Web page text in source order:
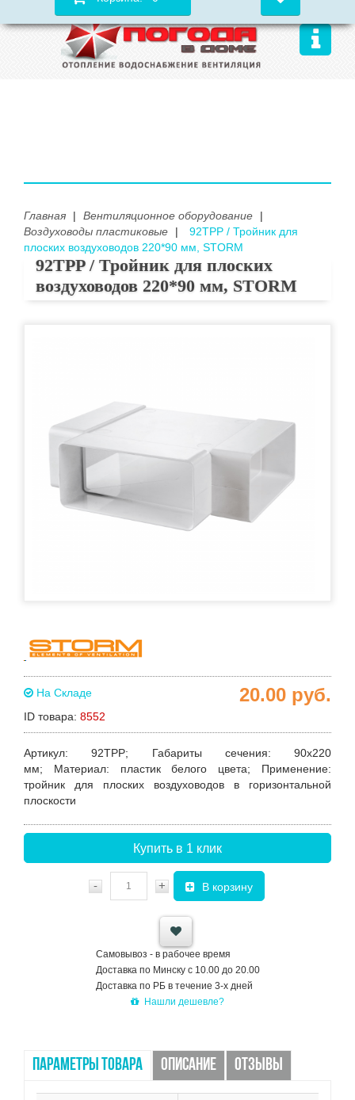
Главная | Вентиляционное оборудование
|
Воздуховоды пластиковые
|
92TPP / Тройник для
плоских воздуховодов 220*90 мм, STORM
92TPP / Тройник для плоских
воздуховодов 220*90 мм, STORM
На Складе
ID товара: 8552
20.00 руб.
Артикул: 92TPP; Габариты сечения: 90х220
мм; Материал: пластик белого цвета; Применение:
тройник для плоских воздуховодов в горизонтальной
плоскости
Купить в 1 клик
- + В корзину
Самовывоз - в рабочее время
Доставка по Минску с 10.00 до 20.00
Доставка по РБ в течение 3-х дней
Нашли дешевле?
ПАРАМЕТРЫ ТОВАРА ОПИСАНИЕ ОТЗЫВЫ